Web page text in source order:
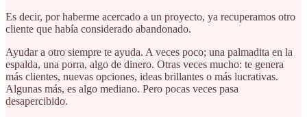
Es decir, por haberme acercado a un proyecto, ya recuperamos otro
cliente que había considerado abandonado.
Ayudar a otro siempre te ayuda. A veces poco; una palmadita en la
espalda, una porra, algo de dinero. Otras veces mucho: te genera
más clientes, nuevas opciones, ideas brillantes o más lucrativas.
Algunas más, es algo mediano. Pero pocas veces pasa
desapercibido.